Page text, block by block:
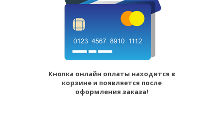
Кнопка онлайн оплаты находится в
корзине и появляется после
оформления заказа!